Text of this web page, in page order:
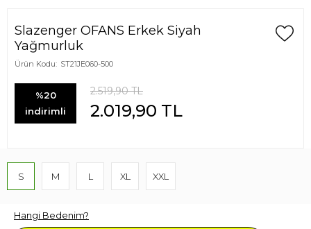
Slazenger OFANS Erkek Siyah
Yağmurluk
Ürün Kodu: ST21JE060-500
%20
indirimli
2.519,90TL
2.019,90 TL
S M L XL XXL
Hangi Bedenim?